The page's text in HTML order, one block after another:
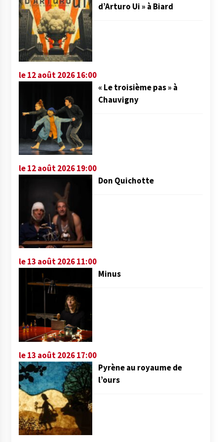
d’Arturo Ui » à Biard
le 12 août 2026 16:00
« Le troisième pas » à
Chauvigny
le 12 août 2026 19:00
Don Quichotte
le 13 août 2026 11:00
Minus
le 13 août 2026 17:00
Pyrène au royaume de
l’ours